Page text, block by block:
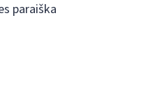
paraiška